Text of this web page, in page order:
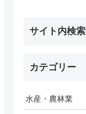
サイト内検索
カテゴリー
水産・農林業